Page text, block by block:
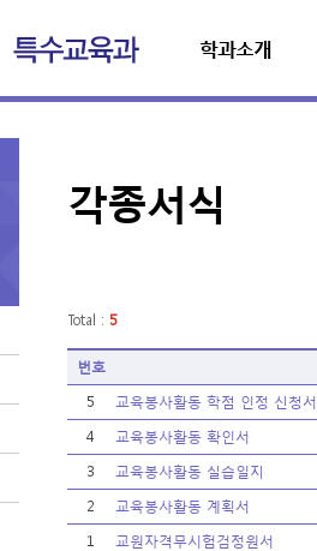
학과소개
각종서식
Total : 5
번호
5
교육봉사활동 학점 인정 신청서
4
교육봉사활동 확인서
3
교육봉사활동 실습일지
2
교육봉사활동 계획서
1
교원자격무시험검정원서